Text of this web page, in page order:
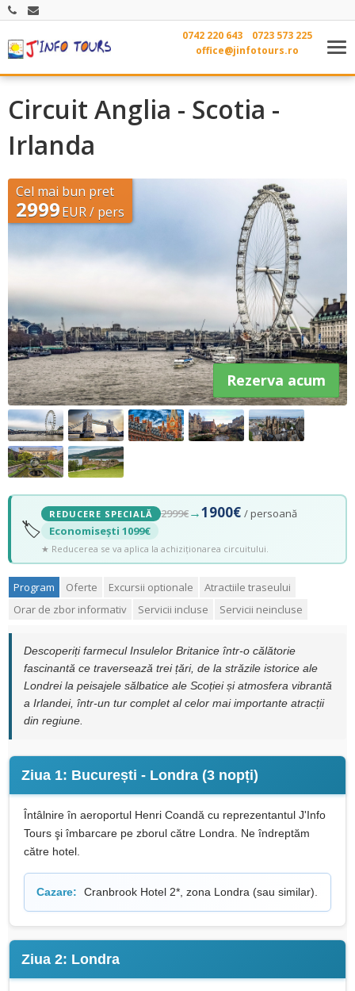
0742 220 643
0723 573 225
office@jinfotours.ro
Circuit Anglia - Scotia -
Irlanda
Cel mai bun pret
2999EUR / pers
Rezerva acum
🏷️
REDUCERE SPECIALĂ 2999€→1900€ / persoană
Economisești 1099€
★ Reducerea se va aplica la achiziționarea circuitului.
Program Oferte Excursii optionale
Atractiile traseului
Orar de zbor informativ
Servicii incluse Servicii neincluse
Descoperiți farmecul Insulelor Britanice într-o călătorie
fascinantă ce traversează trei țări, de la străzile istorice ale
Londrei la peisajele sălbatice ale Scoției și atmosfera vibrantă
a Irlandei, într-un tur complet al celor mai importante atracții
din regiune.
Ziua 1: București - Londra (3 nopți)
Întâlnire în aeroportul Henri Coandă cu reprezentantul J'Info
Tours şi îmbarcare pe zborul către Londra. Ne îndreptăm
către hotel.
Cazare: Cranbrook Hotel 2*, zona Londra (sau similar).
Ziua 2: Londra